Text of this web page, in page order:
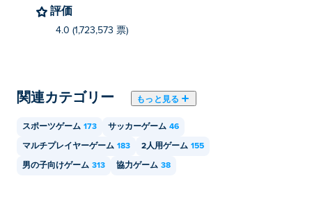
評価
4.0 (1,723,573 票)
関連カテゴリー もっと見る
スポーツゲーム 173 サッカーゲーム 46
マルチプレイヤーゲーム 183 2人用ゲーム 155
男の子向けゲーム 313 協力ゲーム 38